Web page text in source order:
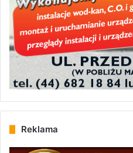
Reklama